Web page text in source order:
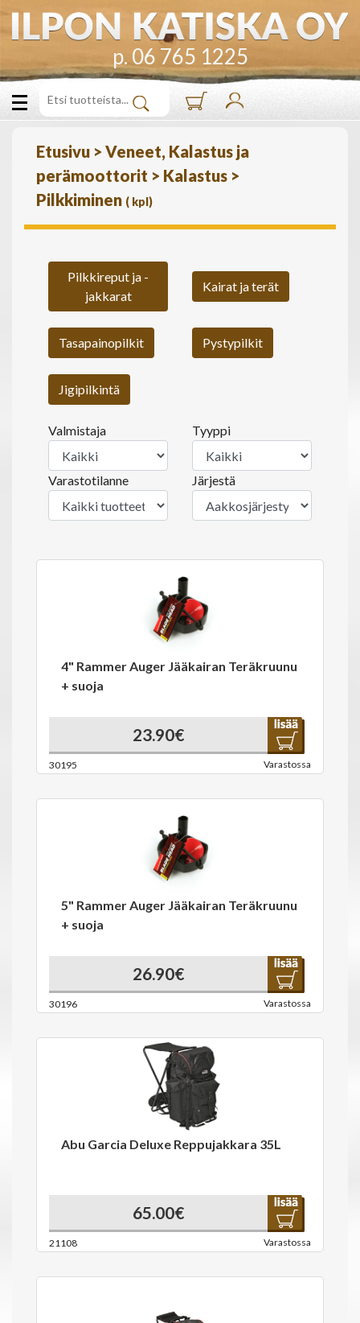
p. 06 765 1225
Etusivu > Veneet, Kalastus ja
perämoottorit > Kalastus >
Pilkkiminen ( kpl)
Pilkkireput ja -
jakkarat
Kairat ja terät
Tasapainopilkit Pystypilkit
Jigipilkintä
Valmistaja Tyyppi
Varastotilanne Järjestä
4" Rammer Auger Jääkairan Teräkruunu
+ suoja
23.90€
30195 Varastossa
5" Rammer Auger Jääkairan Teräkruunu
+ suoja
26.90€
30196 Varastossa
Abu Garcia Deluxe Reppujakkara 35L
65.00€
21108 Varastossa